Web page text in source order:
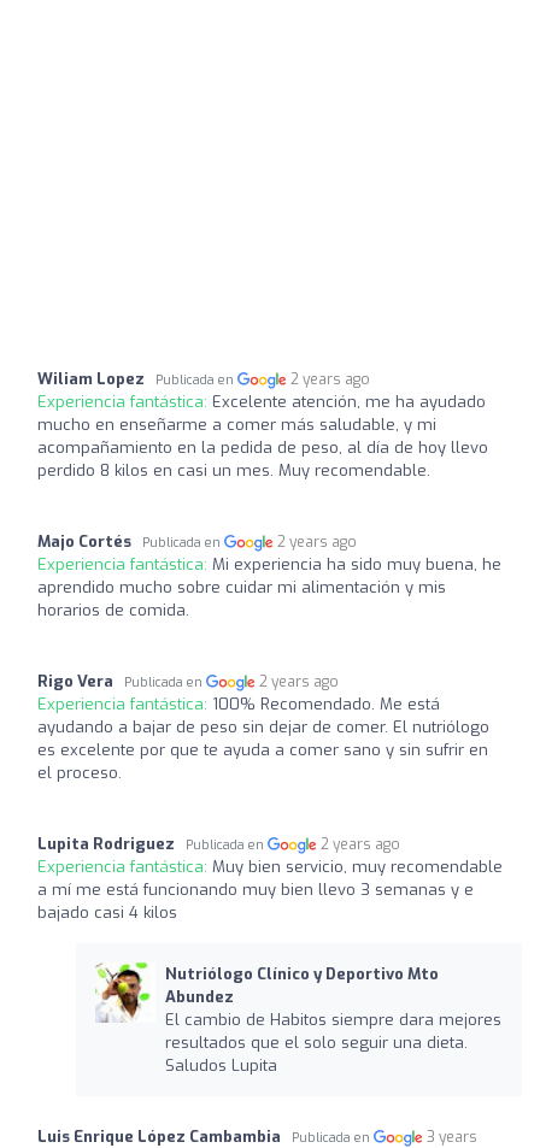
Wiliam Lopez Publicada en 2 years ago
Experiencia fantástica: Excelente atención, me ha ayudado
mucho en enseñarme a comer más saludable, y mi
acompañamiento en la pedida de peso, al día de hoy llevo
perdido 8 kilos en casi un mes. Muy recomendable.
Majo Cortés Publicada en 2 years ago
Experiencia fantástica: Mi experiencia ha sido muy buena, he
aprendido mucho sobre cuidar mi alimentación y mis
horarios de comida.
Rigo Vera Publicada en 2 years ago
Experiencia fantástica: 100% Recomendado. Me está
ayudando a bajar de peso sin dejar de comer. El nutriólogo
es excelente por que te ayuda a comer sano y sin sufrir en
el proceso.
Lupita Rodriguez Publicada en 2 years ago
Experiencia fantástica: Muy bien servicio, muy recomendable
a mí me está funcionando muy bien llevo 3 semanas y e
bajado casi 4 kilos
Nutriólogo Clínico y Deportivo Mto
Abundez
El cambio de Habitos siempre dara mejores
resultados que el solo seguir una dieta.
Saludos Lupita
Luis Enrique López Cambambia Publicada en
3 years